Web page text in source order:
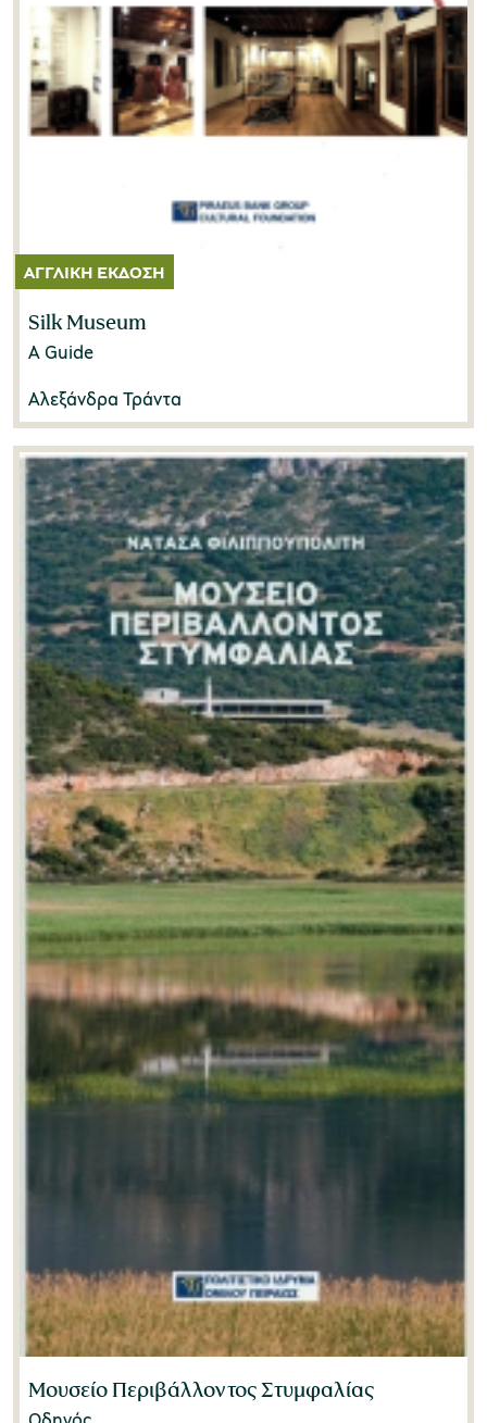
Silk Museum
A Guide
Αλεξάνδρα Τράντα
Μουσείο Περιβάλλοντος Στυμφαλίας